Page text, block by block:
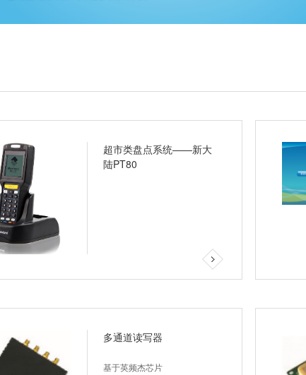
超市类盘点系统——新大
陆PT80
多通道读写器
基于英频杰芯片